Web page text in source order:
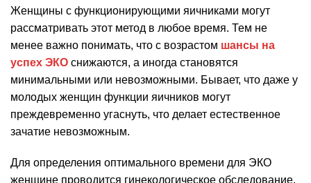
Женщины с функционирующими яичниками могут
рассматривать этот метод в любое время. Тем не
менее важно понимать, что с возрастом шансы на
успех ЭКО снижаются, а иногда становятся
минимальными или невозможными. Бывает, что даже у
молодых женщин функции яичников могут
преждевременно угаснуть, что делает естественное
зачатие невозможным.
Для определения оптимального времени для ЭКО
женщине проводится гинекологическое обследование.